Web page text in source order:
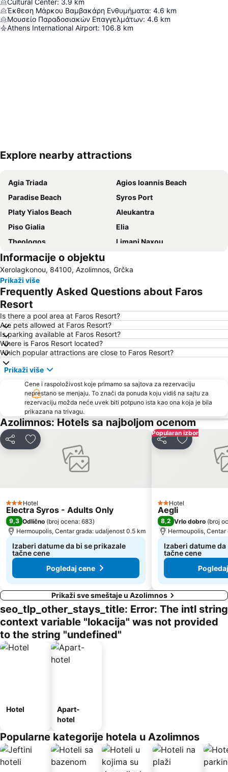
Cultural Center: 3.9 km
Έκθεση Μάρκου Βαμβακάρη Ενθυμήματα: 4.6 km
Μουσείο Παραδοσιακών Επαγγελμάτων: 4.6 km
Athens International Airport: 106.8 km
Explore nearby attractions
Agia Triada
Agios Ioannis Beach
Paradise Beach
Syros Port
Platy Yialos Beach
Aleukantra
Piso Gialia
Elia
Theologos
Limani Naxou
Informacije o objektu
Xerolagkonou, 84100, Azolimnos, Grčka
Prikaži više
Frequently Asked Questions about Faros
Resort
Is there a pool area at Faros Resort?
Are pets allowed at Faros Resort?
Is parking available at Faros Resort?
Where is Faros Resort located?
Which popular attractions are close to Faros Resort?
Prikaži više
Cene i raspoloživost koje primamo sa sajtova za rezervaciju
neprestano se menjaju. To znači da ponuda koju vidiš na sajtu za
rezervaciju možda neće uvek biti potpuno ista kao ona koja je bila
prikazana na trivagu.
Azolimnos: Hotels sa najboljom ocenom
Deli Dodati u favorite
3 Zvezdice
Hotel
Electra Syros - Adults Only
9,3 Odlično (broj ocena: 683)
Hermoupolis, Centar grada: udaljenost 0.5 km
Izaberi datume da bi se prikazale
tačne cene
Pogledaj cene
Popularan izbor
Deli Dodati u
2 Zvezdice
Hotel
Aegli
8,2 Vrlo dobro (broj
Hermoupolis,
Izaberi datume
tačne cene
Prikaži sve smeštaje u Azolimnos
seo_tlp_other_stays_title: Error: The intl string
context variable "lokacija" was not provided
to the string "undefined"
Hotel
Apart-
hotel
Popularne kategorije hotela u Azolimnos